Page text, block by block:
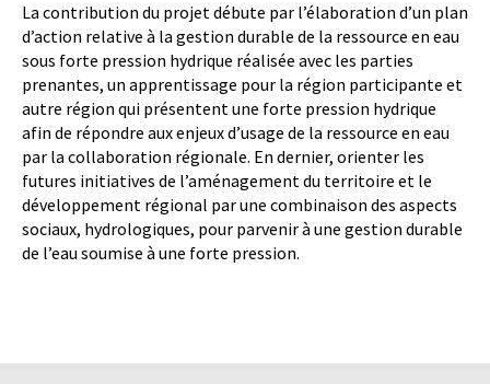
La contribution du projet débute par l’élaboration d’un plan
d’action relative à la gestion durable de la ressource en eau
sous forte pression hydrique réalisée avec les parties
prenantes, un apprentissage pour la région participante et
autre région qui présentent une forte pression hydrique
afin de répondre aux enjeux d’usage de la ressource en eau
par la collaboration régionale. En dernier, orienter les
futures initiatives de l’aménagement du territoire et le
développement régional par une combinaison des aspects
sociaux, hydrologiques, pour parvenir à une gestion durable
de l’eau soumise à une forte pression.